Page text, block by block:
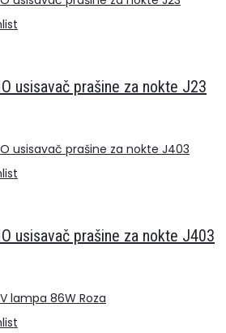
usisavač prašine za nokte J23
usisavač prašine za nokte J403